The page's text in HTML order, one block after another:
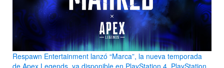
Respawn Entertainment lanzó “Marca”, la nueva temporada
de Apex Legends, ya disponible en PlayStation 4, PlayStation